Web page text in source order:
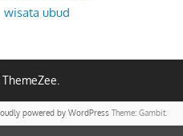
wisata ubud
powered by WordPress Theme: Gambit.